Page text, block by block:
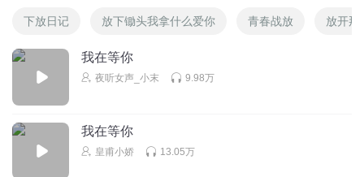
下放日记 放下锄头我拿什么爱你 青春战放 放开那
我在等你
夜听女声_小末 9.98万
我在等你
皇甫小娇 13.05万